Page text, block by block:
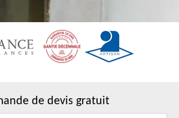
de devis gratuit